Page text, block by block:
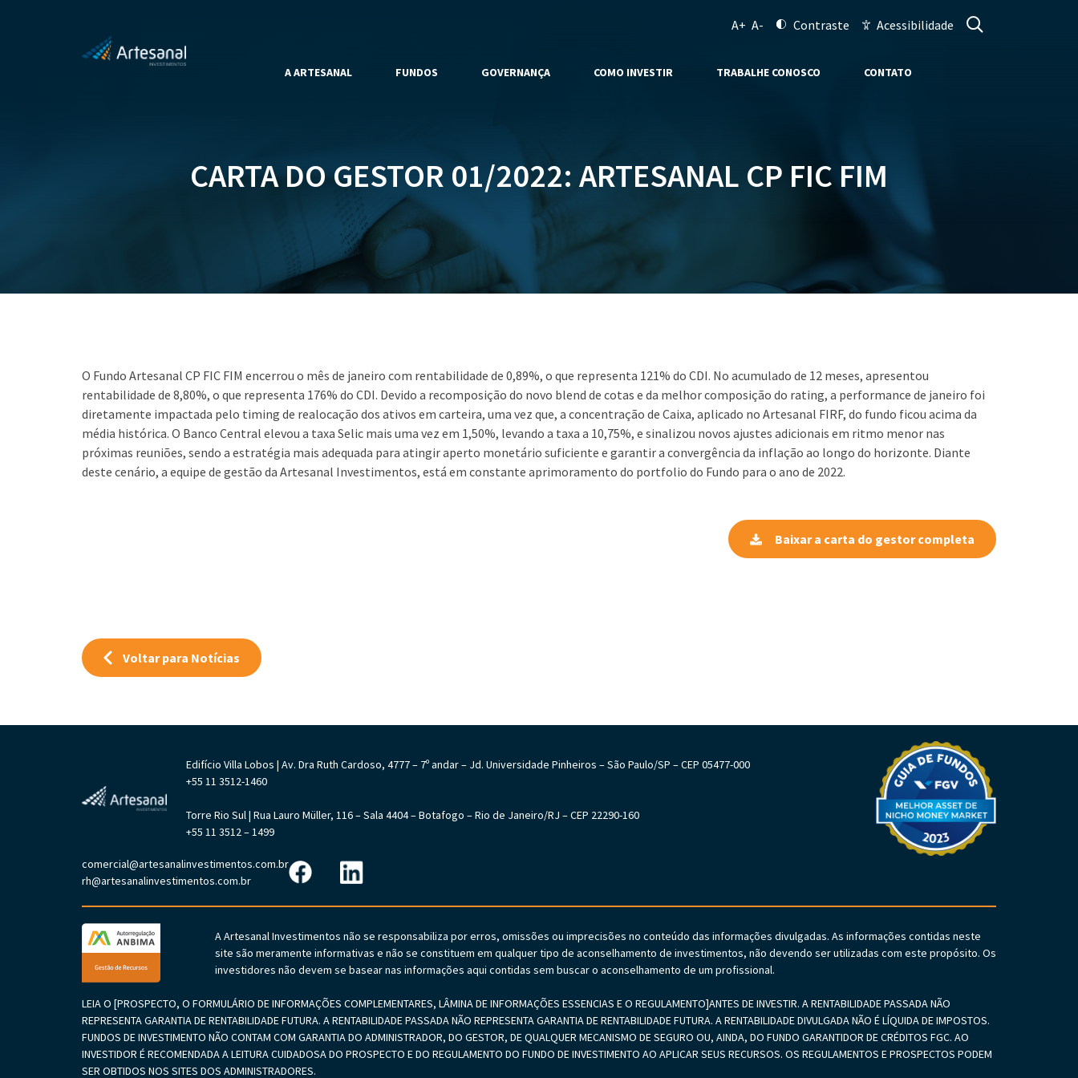
A+ A- Contraste Acessibilidade
A ARTESANAL FUNDOS GOVERNANÇA COMO INVESTIR TRABALHE CONOSCO CONTATO
CARTA DO GESTOR 01/2022: ARTESANAL CP FIC FIM
O Fundo Artesanal CP FIC FIM encerrou o mês de janeiro com rentabilidade de 0,89%, o que representa 121% do CDI. No acumulado de 12 meses, apresentou
rentabilidade de 8,80%, o que representa 176% do CDI. Devido a recomposição do novo blend de cotas e da melhor composição do rating, a performance de janeiro foi
diretamente impactada pelo timing de realocação dos ativos em carteira, uma vez que, a concentração de Caixa, aplicado no Artesanal FIRF, do fundo ficou acima da
média histórica. O Banco Central elevou a taxa Selic mais uma vez em 1,50%, levando a taxa a 10,75%, e sinalizou novos ajustes adicionais em ritmo menor nas
próximas reuniões, sendo a estratégia mais adequada para atingir aperto monetário suficiente e garantir a convergência da inflação ao longo do horizonte. Diante
deste cenário, a equipe de gestão da Artesanal Investimentos, está em constante aprimoramento do portfolio do Fundo para o ano de 2022.
Baixar a carta do gestor completa
Voltar para Notícias
Edifício Villa Lobos | Av. Dra Ruth Cardoso, 4777 – 7º andar – Jd. Universidade Pinheiros – São Paulo/SP – CEP 05477-000
+55 11 3512-1460
Torre Rio Sul | Rua Lauro Müller, 116 – Sala 4404 – Botafogo – Rio de Janeiro/RJ – CEP 22290-160
+55 11 3512 – 1499
comercial@artesanalinvestimentos.com.br
rh@artesanalinvestimentos.com.br
A Artesanal Investimentos não se responsabiliza por erros, omissões ou imprecisões no conteúdo das informações divulgadas. As informações contidas neste
site são meramente informativas e não se constituem em qualquer tipo de aconselhamento de investimentos, não devendo ser utilizadas com este propósito. Os
investidores não devem se basear nas informações aqui contidas sem buscar o aconselhamento de um profissional.
LEIA O [PROSPECTO, O FORMULÁRIO DE INFORMAÇÕES COMPLEMENTARES, LÂMINA DE INFORMAÇÕES ESSENCIAS E O REGULAMENTO]ANTES DE INVESTIR. A RENTABILIDADE PASSADA NÃO
REPRESENTA GARANTIA DE RENTABILIDADE FUTURA. A RENTABILIDADE PASSADA NÃO REPRESENTA GARANTIA DE RENTABILIDADE FUTURA. A RENTABILIDADE DIVULGADA NÃO É LÍQUIDA DE IMPOSTOS.
FUNDOS DE INVESTIMENTO NÃO CONTAM COM GARANTIA DO ADMINISTRADOR, DO GESTOR, DE QUALQUER MECANISMO DE SEGURO OU, AINDA, DO FUNDO GARANTIDOR DE CRÉDITOS FGC. AO
INVESTIDOR É RECOMENDADA A LEITURA CUIDADOSA DO PROSPECTO E DO REGULAMENTO DO FUNDO DE INVESTIMENTO AO APLICAR SEUS RECURSOS. OS REGULAMENTOS E PROSPECTOS PODEM
SER OBTIDOS NOS SITES DOS ADMINISTRADORES.